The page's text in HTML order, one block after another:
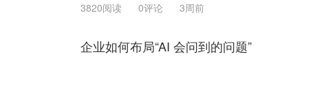
3820阅读 0评论 3周前
企业如何布局“AI 会问到的问题”